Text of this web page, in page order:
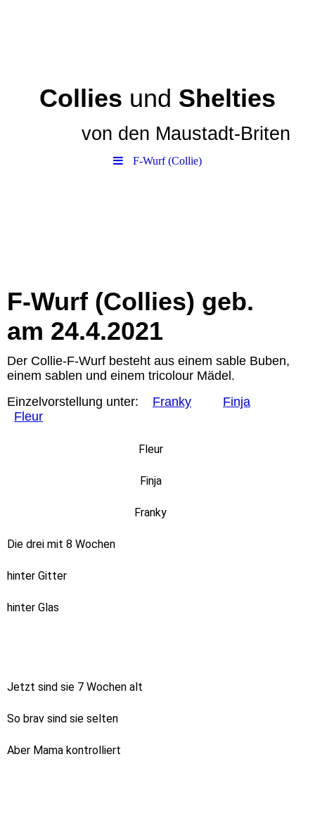
Collies und Shelties
von den Maustadt-Briten
F-Wurf (Collie)
F-Wurf (Collies) geb.
am 24.4.2021
Der Collie-F-Wurf besteht aus einem sable Buben,
einem sablen und einem tricolour Mädel.
Einzelvorstellung unter: Franky
Finja
Fleur
Fleur
Finja
Franky
Die drei mit 8 Wochen
hinter Gitter
hinter Glas
Jetzt sind sie 7 Wochen alt
So brav sind sie selten
Aber Mama kontrolliert